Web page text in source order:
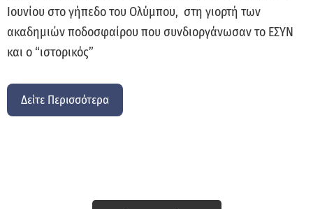
Ιουνίου στο γήπεδο του Ολύμπου, στη γιορτή των
ακαδημιών ποδοσφαίρου που συνδιοργάνωσαν το ΕΣΥΝ
και ο “ιστορικός”
Δείτε Περισσότερα